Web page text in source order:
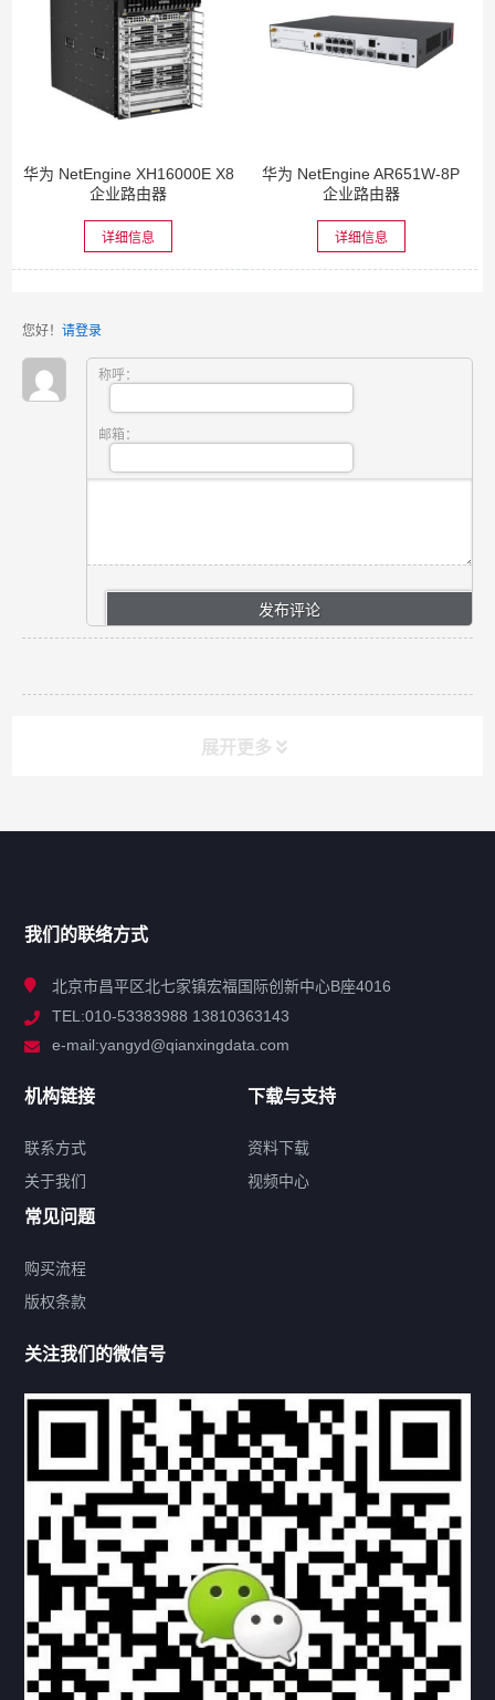
华为 NetEngine XH16000E X8
企业路由器
详细信息
华为 NetEngine AR651W-8P
企业路由器
详细信息
您好！ 请登录
称呼：
邮箱：
展开更多
解决方案
联系方式
热门标签
机构链接
联系方式 关于我们
下载与支持
资料下载 视频中心
常见问题
购买流程 版权条款
我们的联络方式
北京市昌平区北七家镇宏福国际创新中心B座4016
TEL:010-53383988 13810363143
e-mail:yangyd@qianxingdata.com
机构链接
联系方式
关于我们
下载与支持
资料下载
视频中心
常见问题
购买流程
版权条款
关注我们的微信号